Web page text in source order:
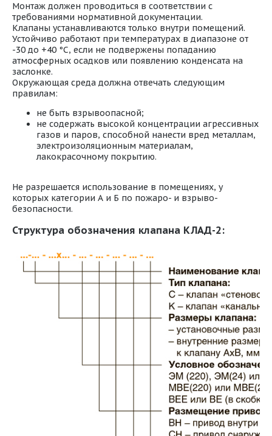
Монтаж должен проводиться в соответствии с
требованиями нормативной документации.
Клапаны устанавливаются только внутри помещений.
Устойчиво работают при температурах в диапазоне от
-30 до +40 °С, если не подвержены попаданию
атмосферных осадков или появлению конденсата на
заслонке.
Окружающая среда должна отвечать следующим
правилам:
не быть взрывоопасной;
не содержать высокой концентрации агрессивных
газов и паров, способной нанести вред металлам,
электроизоляционным материалам,
лакокрасочному покрытию.
Не разрешается использование в помещениях, у
которых категории А и Б по пожаро- и взрыво-
безопасности.
Структура обозначения клапана КЛАД-2: